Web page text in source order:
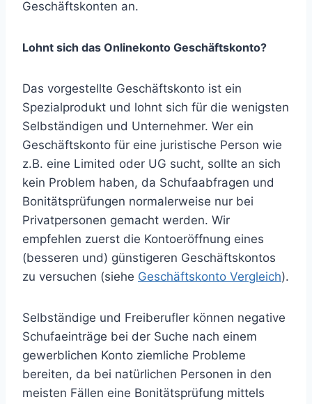
Geschäftskonten an.
Lohnt sich das Onlinekonto Geschäftskonto?
Das vorgestellte Geschäftskonto ist ein
Spezialprodukt und lohnt sich für die wenigsten
Selbständigen und Unternehmer. Wer ein
Geschäftskonto für eine juristische Person wie
z.B. eine Limited oder UG sucht, sollte an sich
kein Problem haben, da Schufaabfragen und
Bonitätsprüfungen normalerweise nur bei
Privatpersonen gemacht werden. Wir
empfehlen zuerst die Kontoeröffnung eines
(besseren und) günstigeren Geschäftskontos
zu versuchen (siehe Geschäftskonto Vergleich).
Selbständige und Freiberufler können negative
Schufaeinträge bei der Suche nach einem
gewerblichen Konto ziemliche Probleme
bereiten, da bei natürlichen Personen in den
meisten Fällen eine Bonitätsprüfung mittels